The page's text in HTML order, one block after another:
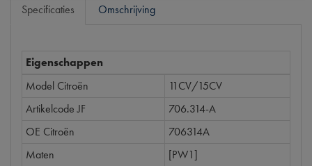
Specificaties Omschrijving
Eigenschappen
Model Citroën
11CV/15CV
Artikelcode JF
706.314-A
OE Citroën
706314A
Maten
[PW1]